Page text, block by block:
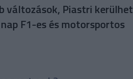
változások, Piastri kerülhet
F1-es és motorsportos